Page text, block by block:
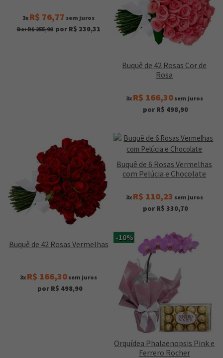
3x R$ 76,77 sem juros
De: R$ 255,90 por R$ 230,31
Buquê de 42 Rosas Cor de
Rosa
3x R$ 166,30sem juros
por R$ 498,90
Buquê de 42 Rosas Vermelhas
3x R$ 166,30 sem juros
por R$ 498,90
Buquê de 6 Rosas Vermelhas
com Pelúcia e Chocolate
3x R$ 110,23 sem juros
por R$ 330,70
-10%
Orquídea Phalaenopsis Pink e
Ferrero Rocher